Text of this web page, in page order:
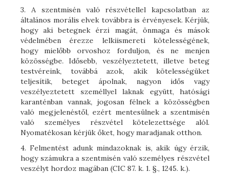
3. A szentmisén való részvétellel kapcsolatban az
általános morális elvek továbbra is érvényesek. Kérjük,
hogy aki betegnek érzi magát, önmaga és mások
védelmében érezze lelkiismereti kötelességének,
hogy mielőbb orvoshoz forduljon, és ne menjen
közösségbe. Idősebb, veszélyeztetett, illetve beteg
testvéreink, továbbá azok, akik kötelességüket
teljesítik, beteget ápolnak, nagyon idős vagy
veszélyeztetett személlyel laknak együtt, hatósági
karanténban vannak, jogosan félnek a közösségben
való megjelenéstől, ezért mentesülnek a szentmisén
való személyes részvétel kötelezettsége alól.
Nyomatékosan kérjük őket, hogy maradjanak otthon.
4. Felmentést adunk mindazoknak is, akik úgy érzik,
hogy számukra a szentmisén való személyes részvétel
veszélyt hordoz magában (CIC 87. k. 1. §., 1245. k.).